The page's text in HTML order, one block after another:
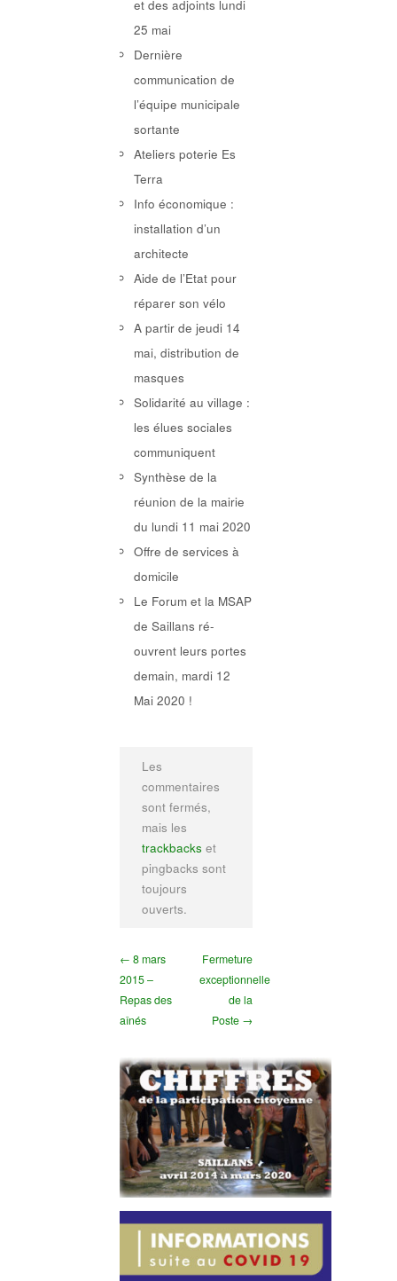
et des adjoints lundi
25 mai
Dernière
communication de
l’équipe municipale
sortante
Ateliers poterie Es
Terra
Info économique :
installation d’un
architecte
Aide de l’Etat pour
réparer son vélo
A partir de jeudi 14
mai, distribution de
masques
Solidarité au village :
les élues sociales
communiquent
Synthèse de la
réunion de la mairie
du lundi 11 mai 2020
Offre de services à
domicile
Le Forum et la MSAP
de Saillans ré-
ouvrent leurs portes
demain, mardi 12
Mai 2020 !
Les
commentaires
sont fermés,
mais les
trackbacks et
pingbacks sont
toujours
ouverts.
← 8 mars
2015 –
Repas des
aînés
Fermeture
exceptionnelle
de la
Poste →